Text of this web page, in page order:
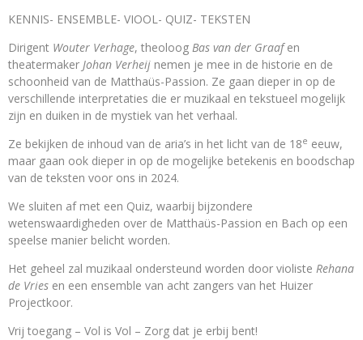
KENNIS- ENSEMBLE- VIOOL- QUIZ- TEKSTEN
Dirigent Wouter Verhage, theoloog Bas van der Graafen
theatermaker Johan Verheij nemen je mee in de historie en de
schoonheid van de Matthaüs-Passion. Ze gaan dieper in op de
verschillende interpretaties die er muzikaal en tekstueel mogelijk
zijn en duiken in de mystiek van het verhaal.
Ze bekijken de inhoud van de aria’s in het licht van de 18e eeuw,
maar gaan ook dieper in op de mogelijke betekenis en boodschap
van de teksten voor ons in 2024.
We sluiten af met een Quiz, waarbij bijzondere
wetenswaardigheden over de Matthaüs-Passion en Bach op een
speelse manier belicht worden.
Het geheel zal muzikaal ondersteund worden door violiste Rehana
de Vries en een ensemble van acht zangers van het Huizer
Projectkoor.
Vrij toegang – Vol is Vol – Zorg dat je erbij bent!